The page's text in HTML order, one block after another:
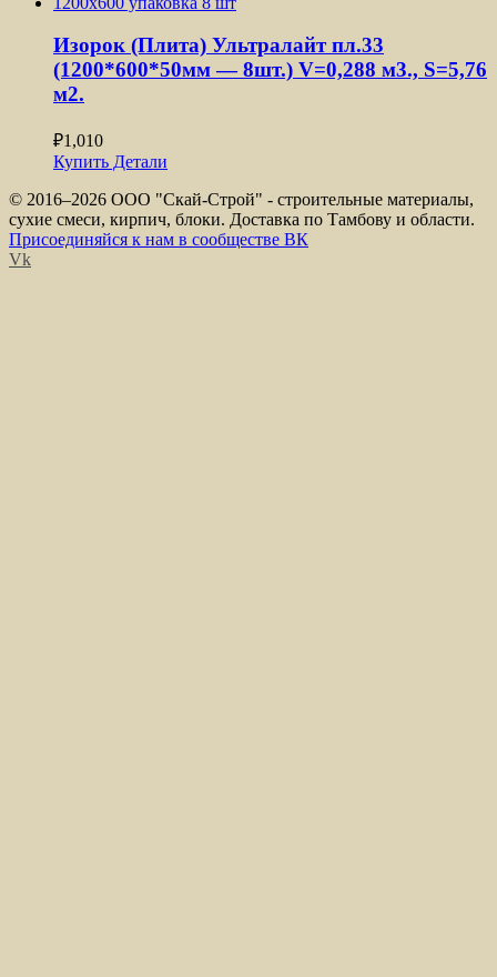
Изорок (Плита) Ультралайт пл.33
(1200*600*50мм — 8шт.) V=0,288 м3., S=5,76
м2.
₽1,010
Купить Детали
© 2016–2026 ООО "Скай-Строй" - строительные материалы,
сухие смеси, кирпич, блоки. Доставка по Тамбову и области.
Присоединяйся к нам в сообществе ВК
Vk